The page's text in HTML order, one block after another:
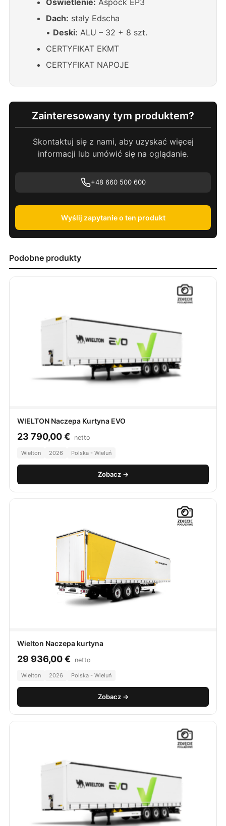
Dach: stały Edscha
• Deski: ALU – 32 + 8 szt.
CERTYFIKAT EKMT
CERTYFIKAT NAPOJE
Zainteresowany tym produktem?
Skontaktuj się z nami, aby uzyskać więcej
informacji lub umówić się na oglądanie.
+48 660 500 600
Wyślij zapytanie o ten produkt
Podobne produkty
WIELTON Naczepa Kurtyna EVO
23 790,00€ netto
Wielton 2026 Polska - Wieluń
Zobacz →
Wielton Naczepa kurtyna
29 936,00€ netto
Wielton 2026 Polska - Wieluń
Zobacz →